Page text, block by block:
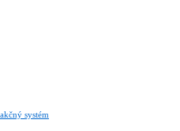
systém